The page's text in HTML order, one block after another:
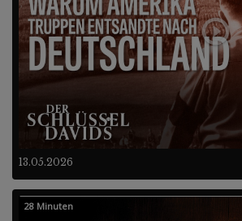
13.05.2026
28 Minuten